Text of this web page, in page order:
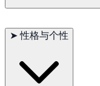
旅行、跑步和敏捷性训
出色。
➤ 性格与个性